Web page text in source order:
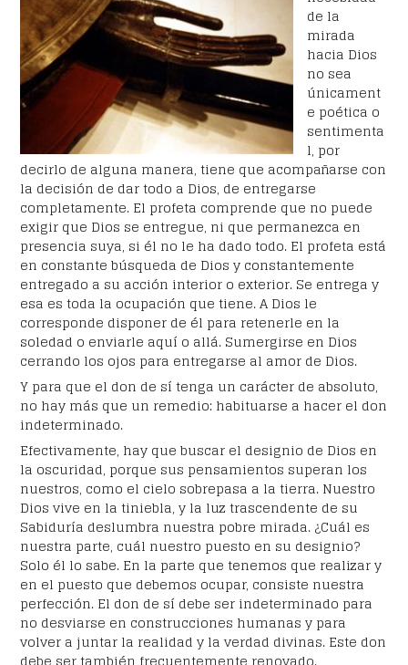
de la
mirada
hacia Dios
no sea
únicament
e poética o
sentimenta
l, por
decirlo de alguna manera, tiene que acompañarse con
la decisión de dar todo a Dios, de entregarse
completamente. El profeta comprende que no puede
exigir que Dios se entregue, ni que permanezca en
presencia suya, si él no le ha dado todo. El profeta está
en constante búsqueda de Dios y constantemente
entregado a su acción interior o exterior. Se entrega y
esa es toda la ocupación que tiene. A Dios le
corresponde disponer de él para retenerle en la
soledad o enviarle aquí o allá. Sumergirse en Dios
cerrando los ojos para entregarse al amor de Dios.
Y para que el don de sí tenga un carácter de absoluto,
no hay más que un remedio: habituarse a hacer el don
indeterminado.
Efectivamente, hay que buscar el designio de Dios en
la oscuridad, porque sus pensamientos superan los
nuestros, como el cielo sobrepasa a la tierra. Nuestro
Dios vive en la tiniebla, y la luz trascendente de su
Sabiduría deslumbra nuestra pobre mirada. ¿Cuál es
nuestra parte, cuál nuestro puesto en su designio?
Solo él lo sabe. En la parte que tenemos que realizar y
en el puesto que debemos ocupar, consiste nuestra
perfección. El don de sí debe ser indeterminado para
no desviarse en construcciones humanas y para
volver a juntar la realidad y la verdad divinas. Este don